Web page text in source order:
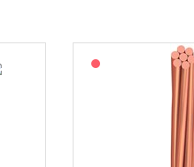
På forespørsel